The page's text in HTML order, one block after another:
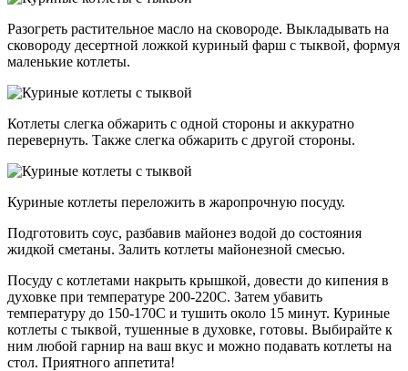
Разогреть растительное масло на сковороде. Выкладывать на
сковороду десертной ложкой куриный фарш с тыквой, формуя
маленькие котлеты.
Котлеты слегка обжарить с одной стороны и аккуратно
перевернуть. Также слегка обжарить с другой стороны.
Куриные котлеты переложить в жаропрочную посуду.
Подготовить соус, разбавив майонез водой до состояния
жидкой сметаны. Залить котлеты майонезной смесью.
Посуду с котлетами накрыть крышкой, довести до кипения в
духовке при температуре 200-220С. Затем убавить
температуру до 150-170С и тушить около 15 минут. Куриные
котлеты с тыквой, тушенные в духовке, готовы. Выбирайте к
ним любой гарнир на ваш вкус и можно подавать котлеты на
стол. Приятного аппетита!